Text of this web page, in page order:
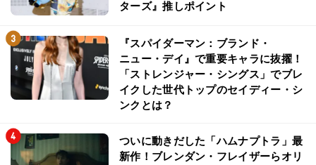
ターズ』推しポイント
『スパイダーマン：ブランド・
ニュー・デイ』で重要キャラに抜擢！
「ストレンジャー・シングス」でブレ
イクした世代トップのセイディー・シ
ンクとは？
ついに動きだした「ハムナプトラ」最
新作！ブレンダン・フレイザーらオリ